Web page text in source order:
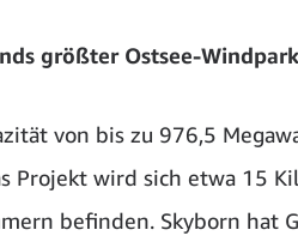
größter Ostsee-Windpark
von bis zu 976,5
Projekt wird sich etwa 15
befinden. Skyborn hat